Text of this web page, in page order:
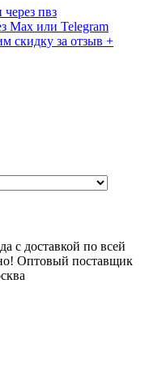
пвз
Max или Telegram
скидку за отзыв +
с доставкой по всей
Оптовый поставщик